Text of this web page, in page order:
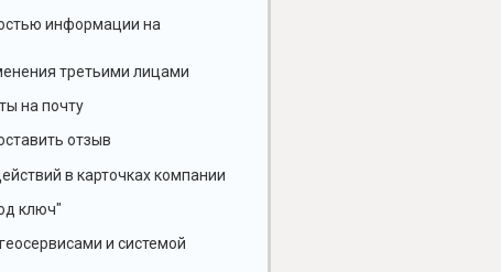
информации на
третьими лицами
на почту
отзыв
в карточках компании
ключ"
и системой